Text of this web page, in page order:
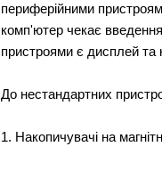
периферійними
комп'ютер чекає
пристроями є дисплей та
До нестандартних
1. Накопичувачі на